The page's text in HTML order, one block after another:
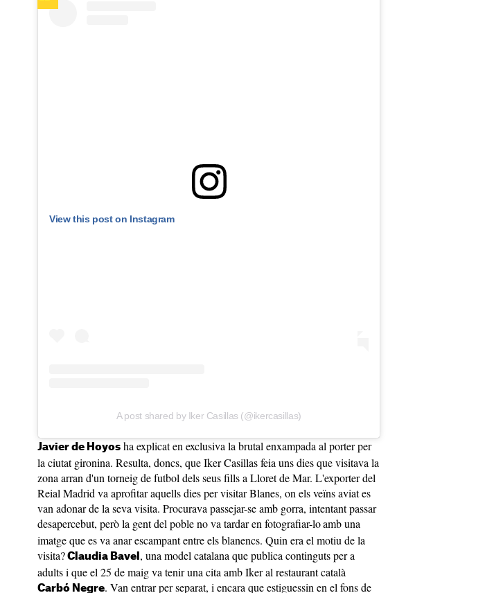
View this post on Instagram
A post shared by Iker Casillas (@ikercasillas)
Javier de Hoyos ha explicat en exclusiva la brutal enxampada al porter per
la ciutat gironina. Resulta, doncs, que Iker Casillas feia uns dies que visitava la
zona arran d'un torneig de futbol dels seus fills a Lloret de Mar. L'exporter del
Reial Madrid va aprofitar aquells dies per visitar Blanes, on els veïns aviat es
van adonar de la seva visita. Procurava passejar-se amb gorra, intentant passar
desapercebut, però la gent del poble no va tardar en fotografiar-loamb una
imatge que es va anar escampant entre els blanencs. Quin era el motiu de la
visita? Claudia Bavel , una model catalana que publica continguts per a
adults i que el 25 de maig va tenir una cita amb Iker al restaurant català
Carbó Negre. Van entrar per separat, i encara que estiguessin en el fons de